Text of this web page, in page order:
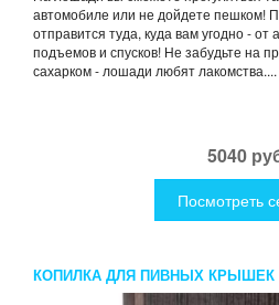
автомобиле или не дойдете пешком!
отправится туда, куда вам угодно -
подъемов и спусков! Не забудьте на
сахарком - лошади любят лакомства....
5040
Посмотреть
КОПИЛКА ДЛЯ ПИВНЫХ КРЫШЕК